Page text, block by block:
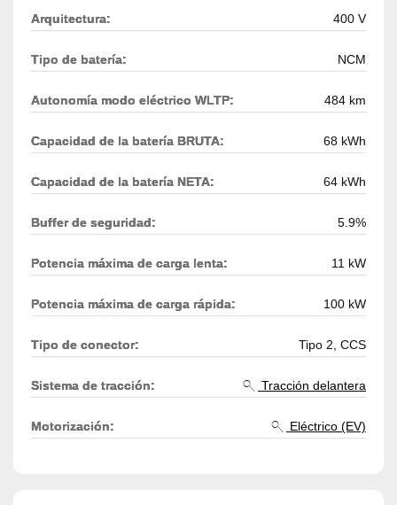
Arquitectura: 400 V
Tipo de batería: NCM
Autonomía modo eléctrico WLTP: 484 km
Capacidad de la batería BRUTA: 68 kWh
Capacidad de la batería NETA: 64 kWh
Buffer de seguridad: 5.9%
Potencia máxima de carga lenta: 11 kW
Potencia máxima de carga rápida: 100 kW
Tipo de conector: Tipo 2, CCS
Sistema de tracción: Tracción delantera
Motorización: Eléctrico (EV)